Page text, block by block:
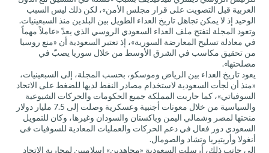
العربية قبل التصويت على قرار مجلس الأمن»، لكن ذلك ليس السبب
الوحيد إذ لا يمكن تجاهل تاريخ العداء الطويل بين البلدين منذ السبعينيات.
وتعود المجلة لتفتح ملف العداء السعودي الروسي الذي يعدّ «عاملاً مهماً
في معادلة تسليح المعارضة السورية»، إذ تعتبر السعودية أن «منع روسيا
من تحقيق مكاسب في الشرق الأوسط من خلال سوريا يصبّ في
مصلحتها».
يعود تاريخ العداء بين الرياض وموسكو، بحسب المجلة، إلى السبعينيات،
«منذ أن لجأت السعودية لاستخدام مصادر النفط لديها للضغط على الاتحاد
السوفياتي»، كما حاربت المملكة جميع الحكومات والحركات الشيوعية
والسياسية من خلال معونات أجنبية وعسكرية وصلت إلى 7.5 مليار دولار
منحتها لمصر وشمالي اليمن وباكستان والسودان وغيرها، وكان للتمويل
السعودي دور فعال في دعم الحركات والعمليات المعادية للسوفيات في
أنغولا وأريتيريا وتشاد والصومال.
إلى جانب ذلك، أرسلت السعودية «مجاهدين» إسلاميين لمحاربة الاتحاد